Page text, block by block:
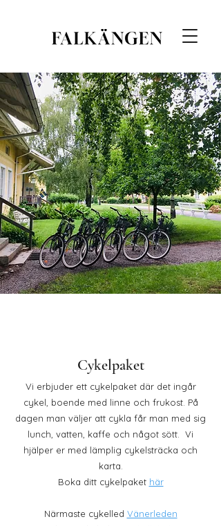
Cykelpaket
Vi erbjuder ett cykelpaket där det ingår
cykel, boende med linne och frukost. På
dagen man väljer att cykla får man med sig
lunch, vatten, kaffe och något sött. Vi
hjälper er med lämplig cykelsträcka och
karta.
Boka ditt cykelpaket här
Närmaste cykelled Vänerleden